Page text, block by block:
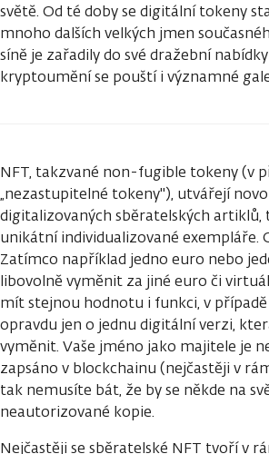
světě. Od té doby se digitální tokeny
mnoho dalších velkých jmen
síně je zařadily do své dražební
kryptoumění se pouští i významné
NFT, takzvané non-fugible tokeny (v
„nezastupitelné tokeny"), utvářejí
digitalizovaných sběratelských
unikátní individualizované exempláře.
Zatímco například jedno euro nebo
libovolně vyměnit za jiné euro či
mít stejnou hodnotu i funkci, v
opravdu jen o jednu digitální verzi,
vyměnit. Vaše jméno jako majitele je
zapsáno v blockchainu (nejčastěji v
tak nemusíte bát, že by se někde na
neautorizované kopie.
Nejčastěji se sběratelské NFT tvoří v